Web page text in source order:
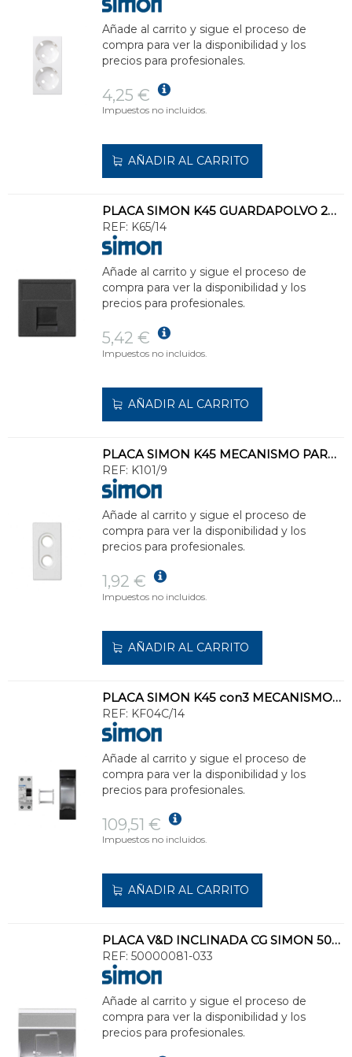
Añade al carrito y sigue el proceso de
compra para ver la disponibilidad y los
precios para profesionales.
4,25 €
Impuestos no incluidos.
AÑADIR AL CARRITO
PLACA SIMON K45 GUARDAPOLVO 2RJ11 ITT CANNON GRIS GRAFITO
REF: K65/14
Añade al carrito y sigue el proceso de
compra para ver la disponibilidad y los
precios para profesionales.
5,42 €
Impuestos no incluidos.
AÑADIR AL CARRITO
PLACA SIMON K45 MECANISMO PARA 2 CONECTORES RCA BLANCO NIEVE
REF: K101/9
Añade al carrito y sigue el proceso de
compra para ver la disponibilidad y los
precios para profesionales.
1,92 €
Impuestos no incluidos.
AÑADIR AL CARRITO
PLACA SIMON K45 con3 MECANISMOS CON DIFERENCIAL 30mA FORMATO DIN GRIS GRAFITO
REF: KF04C/14
Añade al carrito y sigue el proceso de
compra para ver la disponibilidad y los
precios para profesionales.
109,51 €
Impuestos no incluidos.
AÑADIR AL CARRITO
PLACA V&D INCLINADA CG SIMON 500 CIMA PARA 1 MÓDULO ALUMINIO
REF: 50000081-033
Añade al carrito y sigue el proceso de
compra para ver la disponibilidad y los
precios para profesionales.